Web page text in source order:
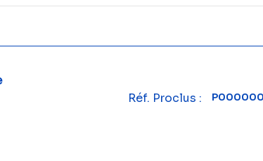
Réf. Proclus :